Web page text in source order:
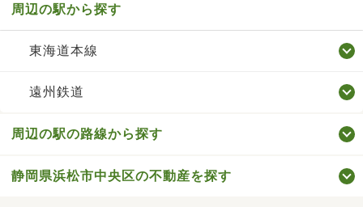
周辺の駅から探す
東海道本線
遠州鉄道
周辺の駅の路線から探す
静岡県浜松市中央区の不動産を探す